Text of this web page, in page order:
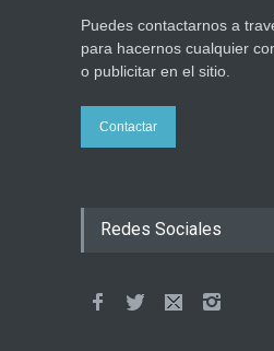
Puedes contactarnos a
para hacernos cualquier
o publicitar en el sitio.
Contactar
Redes Sociales